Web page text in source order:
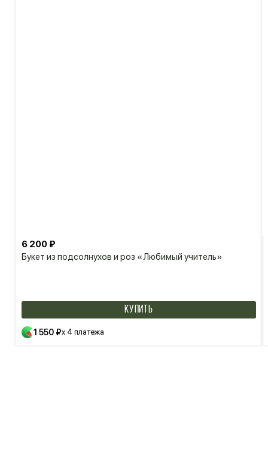
Букет из подсолнухов и роз «Любимый учитель»
6 200 ₽
КУПИТЬ
1 550 ₽x 4 платежа